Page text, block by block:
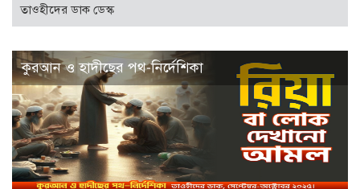
তাওহীদের ডাক ডেস্ক
কুরআন ও হাদীছের পথ-নির্দেশিকা